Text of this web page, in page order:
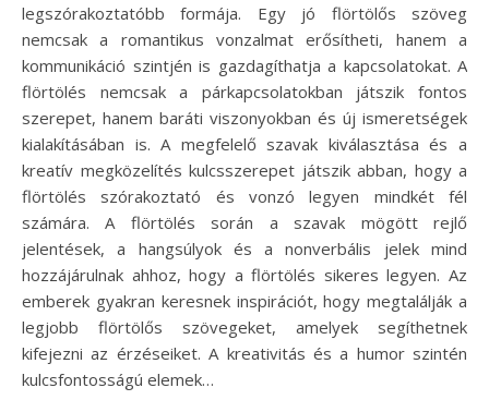
legszórakoztatóbb formája. Egy jó flörtölős szöveg
nemcsak a romantikus vonzalmat erősítheti, hanem a
kommunikáció szintjén is gazdagíthatja a kapcsolatokat. A
flörtölés nemcsak a párkapcsolatokban játszik fontos
szerepet, hanem baráti viszonyokban és új ismeretségek
kialakításában is. A megfelelő szavak kiválasztása és a
kreatív megközelítés kulcsszerepet játszik abban, hogy a
flörtölés szórakoztató és vonzó legyen mindkét fél
számára. A flörtölés során a szavak mögött rejlő
jelentések, a hangsúlyok és a nonverbális jelek mind
hozzájárulnak ahhoz, hogy a flörtölés sikeres legyen. Az
emberek gyakran keresnek inspirációt, hogy megtalálják a
legjobb flörtölős szövegeket, amelyek segíthetnek
kifejezni az érzéseiket. A kreativitás és a humor szintén
kulcsfontosságú elemek…